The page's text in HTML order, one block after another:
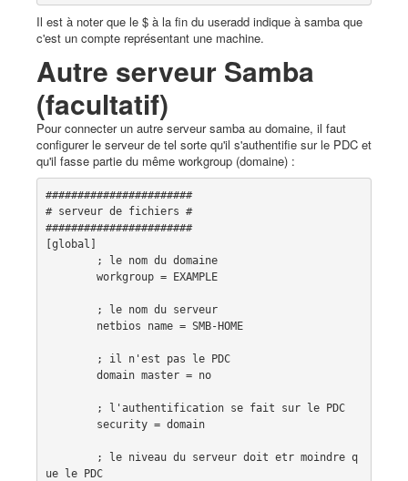
Il est à noter que le $ à la fin du useradd indique à samba que
c'est un compte représentant une machine.
Autre serveur Samba
(facultatif)
Pour connecter un autre serveur samba au domaine, il faut
configurer le serveur de tel sorte qu'il s'authentifie sur le PDC et
qu'il fasse partie du même workgroup (domaine) :
#######################
# serveur de fichiers #
#######################
[global]
ue le PDC